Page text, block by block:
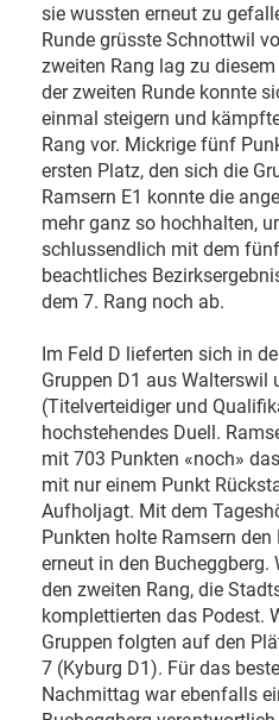
sie wussten erneut zu
Runde grüsste Schnottwil
zweiten Rang lag zu
der zweiten Runde konnte
einmal steigern und
Rang vor. Mickrige fünf
ersten Platz, den sich die
Ramsern E1 konnte die
mehr ganz so hochhalten,
schlussendlich mit dem
beachtliches
dem 7. Rang noch ab.
Im Feld D lieferten sich in
Gruppen D1 aus Walterswil
(Titelverteidiger und
hochstehendes Duell.
mit 703 Punkten «noch»
mit nur einem Punkt
Aufholjagt. Mit dem
Punkten holte Ramsern
erneut in den
den zweiten Rang, die
komplettierten das Podest.
Gruppen folgten auf den
7 (Kyburg D1). Für das
Nachmittag war ebenfalls